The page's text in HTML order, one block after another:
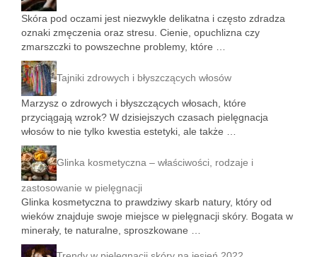
Skóra pod oczami jest niezwykle delikatna i często zdradza
oznaki zmęczenia oraz stresu. Cienie, opuchlizna czy
zmarszczki to powszechne problemy, które …
Tajniki zdrowych i błyszczących włosów
Marzysz o zdrowych i błyszczących włosach, które
przyciągają wzrok? W dzisiejszych czasach pielęgnacja
włosów to nie tylko kwestia estetyki, ale także …
Glinka kosmetyczna – właściwości, rodzaje i
zastosowanie w pielęgnacji
Glinka kosmetyczna to prawdziwy skarb natury, który od
wieków znajduje swoje miejsce w pielęgnacji skóry. Bogata w
minerały, te naturalne, sproszkowane …